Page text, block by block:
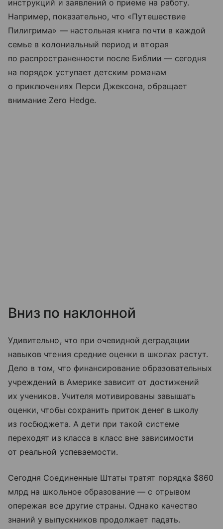
инструкций и заявлений о приеме на работу.
Например, показательно, что «Путешествие
Пилигрима» — настольная книга почти в каждой
семье в колониальный период и вторая
по распространенности после Библии — сегодня
на порядок уступает детским романам
о приключениях Перси Джексона, обращает
внимание Zero Hedge.
Вниз по наклонной
Удивительно, что при очевидной деградации
навыков чтения средние оценки в школах растут.
Дело в том, что финансирование образовательных
учреждений в Америке зависит от достижений
их учеников. Учителя мотивированы завышать
оценки, чтобы сохранить приток денег в школу
из госбюджета. А дети при такой системе
переходят из класса в класс вне зависимости
от реальной успеваемости.
Сегодня Соединенные Штаты тратят порядка $860
млрд на школьное образование — с отрывом
опережая все другие страны. Однако качество
знаний у выпускников продолжает падать.